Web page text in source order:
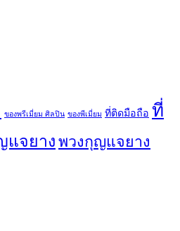
ของพรีเมี่ยม ศิลปิน ของพีเมี่ยม ที่ติดมือถือ ที่
แจยาง พวงกุญแจยาง